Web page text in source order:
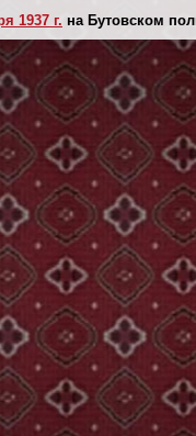
1937 г. на Бутовском